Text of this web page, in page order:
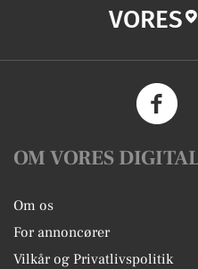
VORES
OM VORES
Om os
For annoncører
Vilkår og Privatlivspolitik